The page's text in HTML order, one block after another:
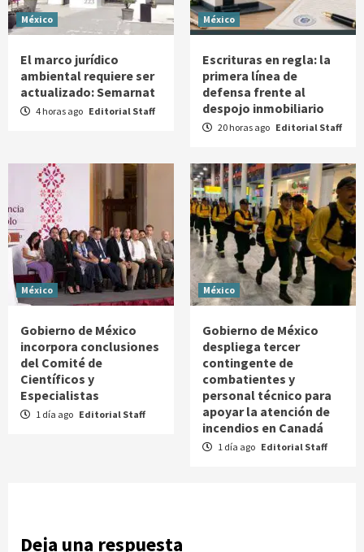
México
El marco jurídico
ambiental requiere ser
actualizado: Semarnat
4 horas ago Editorial Staff
México
Escrituras en regla: la
primera línea de
defensa frente al
despojo inmobiliario
20 horas ago Editorial Staff
México
Gobierno de México
incorpora conclusiones
del Comité de
Científicos y
Especialistas
1 día ago Editorial Staff
México
Gobierno de México
despliega tercer
contingente de
combatientes y
personal técnico para
apoyar la atención de
incendios en Canadá
1 día ago Editorial Staff
Deja una respuesta